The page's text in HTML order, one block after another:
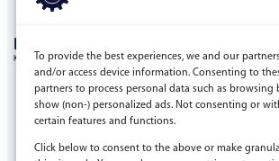
To provide the best experiences, we and our
and/or access device information. Consenting to
partners to process personal data such as
show (non-) personalized ads. Not consenting or
certain features and functions.
Click below to consent to the above or make
BERGEPEK.HU
KISGÉPÁRUHÁZ ÉS GÉPKÖLCSÖNZŐ
Bérgépek Gépáruház
4173 Nagyrábé, Esze Tamás
Adószám: 32977923-2-